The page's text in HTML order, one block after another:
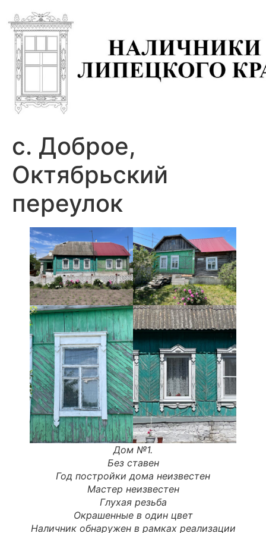
с. Доброе,
Октябрьский
переулок
Дом №1.
Без ставен
Год постройки дома неизвестен
Мастер неизвестен
Глухая резьба
Окрашенные в один цвет
Наличник обнаружен в рамках реализации